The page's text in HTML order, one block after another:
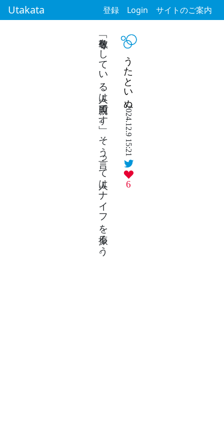
Utakata 登録 Login サイトのご案内
うたといぬ
2024.12.9 15:21
6
「尊敬をしている人は両親です」。そう言って人はナイフを振るう。